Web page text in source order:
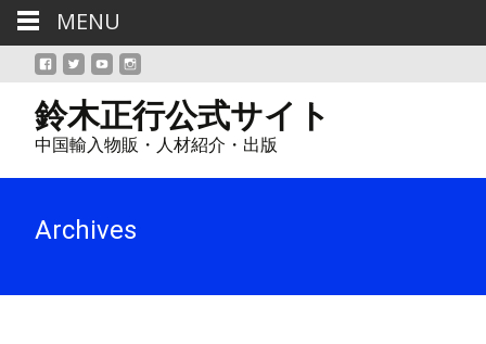
鈴木正行公式サイト
中国輸入物販・人材紹介・出版
Archives
MENU